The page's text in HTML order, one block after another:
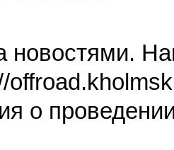
новостями.
о